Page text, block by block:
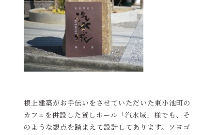
根上建築がお手伝いをさせていただいた東小池町の
カフェを併設した貸しホール「汽水域」様でも、そ
のような観点を踏まえて設計してあります。ソヨゴ